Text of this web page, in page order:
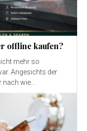
offline kaufen?
mehr so
Angesichts der
wie...